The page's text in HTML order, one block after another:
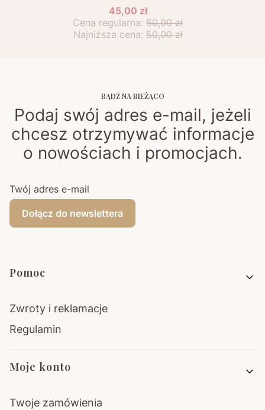
45,00 zł
Cena regularna: 50,00 zł
Najniższa cena: 50,00 zł
BĄDŹ NA BIEŻĄCO
Podaj swój adres e-mail, jeżeli
chcesz otrzymywać informacje
o nowościach i promocjach.
Twój adres e-mail
Dołącz do newslettera
Linki w stopce
Pomoc
Zwroty i reklamacje
Regulamin
Moje konto
Twoje zamówienia